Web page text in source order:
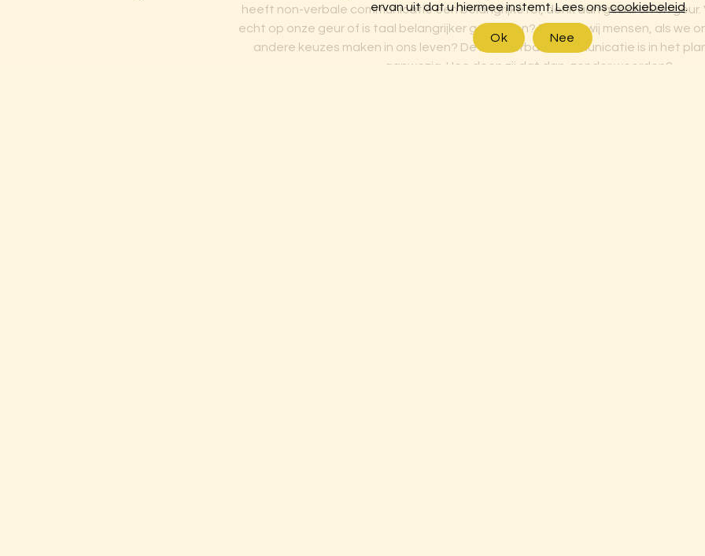
heeft non-verbale communicatie een belangrijke rol, denk aan gebaren en geur.
echt op onze geur of is taal belangrijker geworden? Zouden wij mensen, als we
andere keuzes maken in ons leven? De non-verbale communicatie is in het
aanwezig. Hoe doen zij dat dan, zonder woorden?
ervan uit dat u hiermee instemt. Lees onscookiebeleid.
Ok Nee